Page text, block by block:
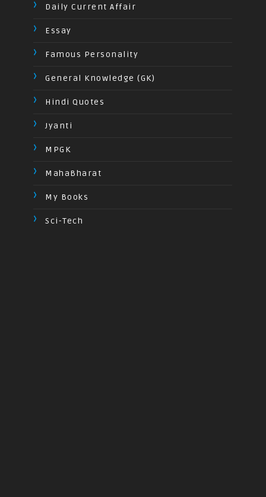
Daily Current Affair
Essay
Famous Personality
General Knowledge (GK)
Hindi Quotes
Jyanti
MPGK
MahaBharat
My Books
Sci-Tech